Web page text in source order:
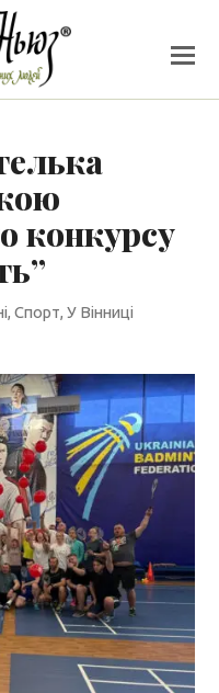
конкурсу
,Спорт,У Вінниці